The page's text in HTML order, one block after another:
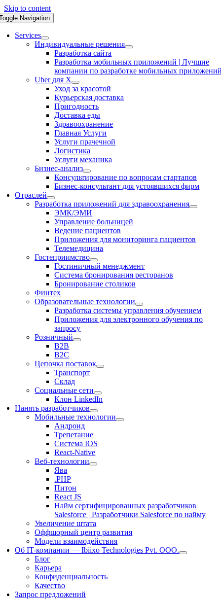
Skip to content
Navigation
Services
Индивидуальные решения
Разработка сайта
Разработка мобильных приложений | Лучшие
компании по разработке мобильных
Uber для X
Уход за красотой
Курьерская доставка
Пригодность
Доставка еды
Здравоохранение
Главная Услуги
Услуги прачечной
Логистика
Услуги механика
Бизнес-анализ
Консультирование по вопросам стартапов
Бизнес-консультант для устоявшихся фирм
Отраслей
Разработка приложений для здравоохранения
ЭМК/ЭМИ
Управление больницей
Ведение пациентов
Приложения для мониторинга пациентов
Телемедицина
Гостеприимство
Гостиничный менеджмент
Система бронирования ресторанов
Бронирование столиков
Финтех
Образовательные технологии
Разработка системы управления обучением
Приложения для электронного обучения по
запросу
Розничный
В2В
В2С
Цепочка поставок
Транспорт
Склад
Социальные сети
Клон LinkedIn
Нанять разработчиков
Мобильные технологии
Андроид
Трепетание
Система IOS
React-Native
Веб-технологии
Ява
.PHP
Питон
React JS
Найм сертифицированных разработчиков
Salesforce | Разработчики Salesforce по найму
Увеличение штата
Оффшорный центр развития
Модели взаимодействия
Об IT-компании — Ibiixo Technologies Pvt. ООО.
Блог
Карьера
Конфиденциальность
Качество
Запрос предложений